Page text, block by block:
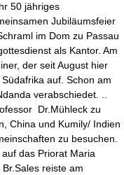
50 jähriges
Jubiläumsfeier
im Dom zu Passau
als Kantor. Am
der seit August hier
auf. Schon am
verabschiedet. ..
Dr.Mühleck zu
China und Kumily/ Indien
zu besuchen.
das Priorat Maria
reiste am